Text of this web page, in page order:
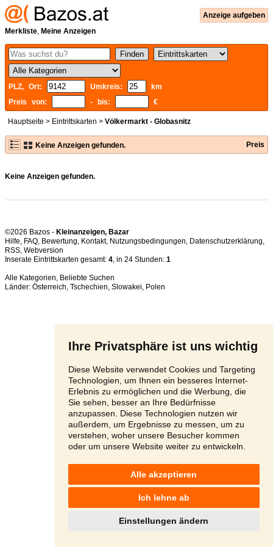
Ihre Privatsphäre ist uns wichtig
Diese Website verwendet Cookies und Targeting
Technologien, um Ihnen ein besseres Internet-
Erlebnis zu ermöglichen und die Werbung, die
Sie sehen, besser an Ihre Bedürfnisse
anzupassen. Diese Technologien nutzen wir
außerdem, um Ergebnisse zu messen, um zu
verstehen, woher unsere Besucher kommen
oder um unsere Website weiter zu entwickeln.
Alle akzeptieren
Ich lehne ab
Einstellungen ändern
Anzeige aufgeben
Merkliste, Meine Anzeigen
PLZ, Ort: Umkreis:
km
Preis von:
- bis: €
Hauptseite > Eintrittskarten > Völkermarkt - Globasnitz
Keine Anzeigen gefunden. Preis
Keine Anzeigen gefunden.
©2026 Bazos - Kleinanzeigen, Bazar
Hilfe, FAQ, Bewertung, Kontakt, Nutzungsbedingungen, Datenschutzerklärung,
RSS,
Inserate Eintrittskarten gesamt: 4, in 24 Stunden: 1
Alle Kategorien, Beliebte Suchen
Länder: Österreich, Tschechien, Slowakei, Polen